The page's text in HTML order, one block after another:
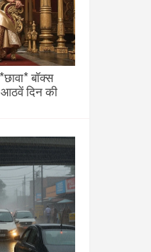
बॉक्स
दिन की